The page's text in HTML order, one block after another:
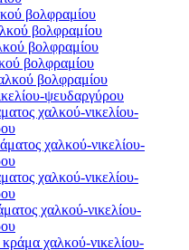
βολφραμίου
βολφραμίου
βολφραμίου
βολφραμίου
βολφραμίου
ψευδαργύρου
χαλκού-νικελίου-
χαλκού-νικελίου-
χαλκού-νικελίου-
χαλκού-νικελίου-
χαλκού-νικελίου-